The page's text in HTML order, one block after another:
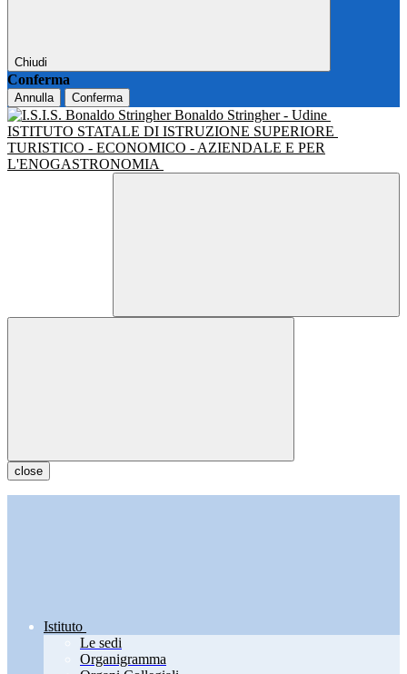
Chiudi
Conferma
Annulla Conferma
Bonaldo Stringher - Udine
ISTITUTO STATALE DI ISTRUZIONE SUPERIORE
TURISTICO - ECONOMICO - AZIENDALE E PER
L'ENOGASTRONOMIA
close
Istituto
Le sedi
Organigramma